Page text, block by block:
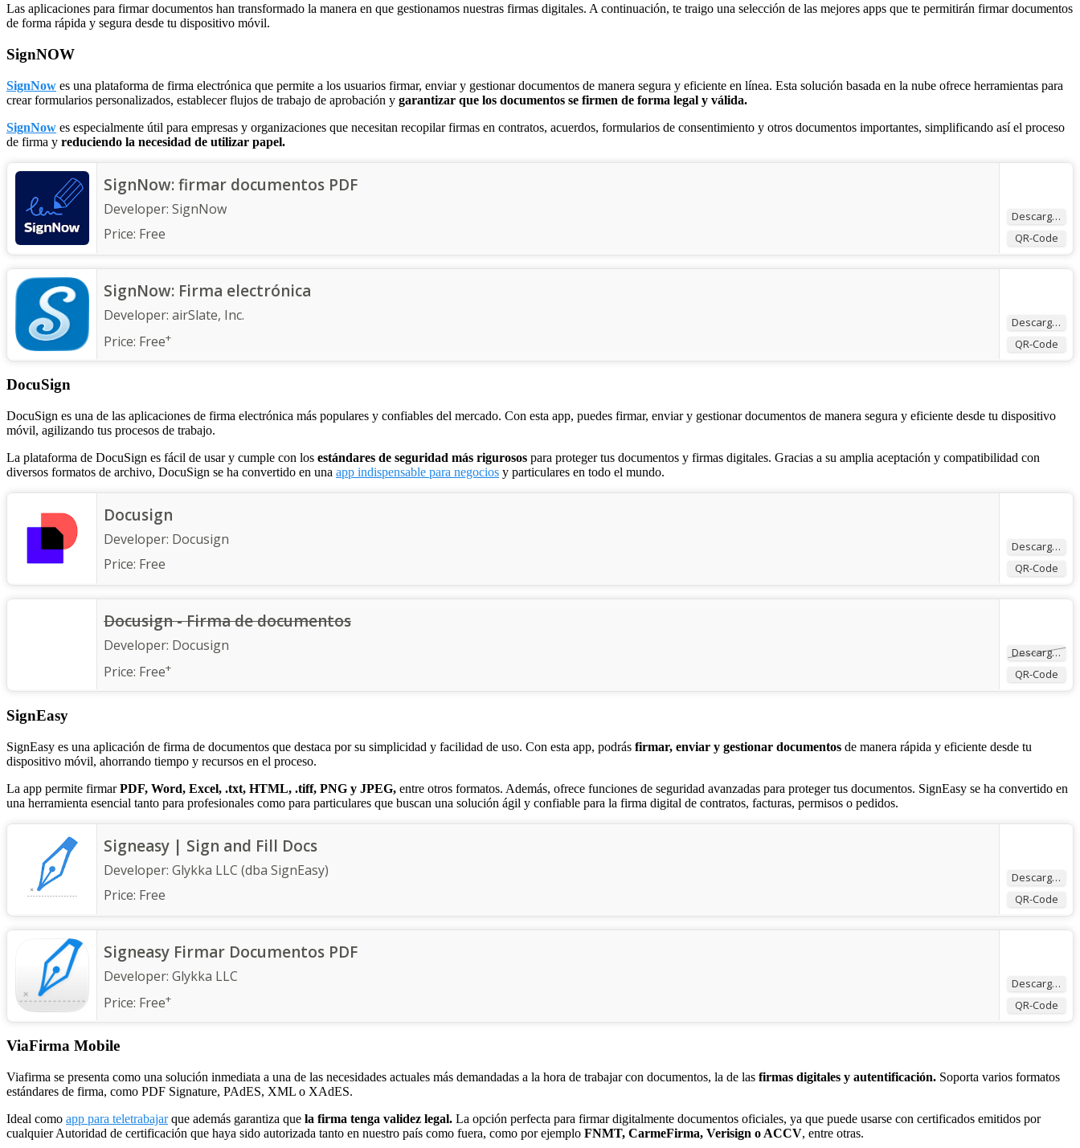
Las aplicaciones para firmar documentos han transformado la manera en que gestionamos nuestras firmas digitales. A continuación, te traigo una selección de las mejores apps que te permitirán firmar documentos
de forma rápida y segura desde tu dispositivo móvil.
SignNOW
SignNow es una plataforma de firma electrónica que permite a los usuarios firmar, enviar y gestionar documentos de manera segura y eficiente en línea. Esta solución basada en la nube ofrece herramientas para
crear formularios personalizados, establecer flujos de trabajo de aprobación y garantizar que los documentos se firmen de forma legal y válida.
SignNow es especialmente útil para empresas y organizaciones que necesitan recopilar firmas en contratos, acuerdos, formularios de consentimiento y otros documentos importantes, simplificando así el proceso
de firma y reduciendo la necesidad de utilizar papel.
Descargar
QR-Code
SignNow: firmar documentos PDF
Developer: SignNow
Price: Free
Descargar
QR-Code
SignNow: Firma electrónica
Developer: airSlate, Inc.
Price: Free+
DocuSign
DocuSign es una de las aplicaciones de firma electrónica más populares y confiables del mercado. Con esta app, puedes firmar, enviar y gestionar documentos de manera segura y eficiente desde tu dispositivo
móvil, agilizando tus procesos de trabajo.
La plataforma de DocuSign es fácil de usar y cumple con los estándares de seguridad más rigurosos para proteger tus documentos y firmas digitales. Gracias a su amplia aceptación y compatibilidad con
diversos formatos de archivo, DocuSign se ha convertido en una app indispensable para negocios y particulares en todo el mundo.
Descargar
QR-Code
Docusign
Developer: Docusign
Price: Free
Descargar
QR-Code
Docusign - Firma de documentos
Developer: Docusign
Price: Free+
SignEasy
SignEasy es una aplicación de firma de documentos que destaca por su simplicidad y facilidad de uso. Con esta app, podrás firmar, enviar y gestionar documentos de manera rápida y eficiente desde tu
dispositivo móvil, ahorrando tiempo y recursos en el proceso.
La app permite firmarPDF, Word, Excel, .txt, HTML, .tiff, PNG y JPEG, entre otros formatos. Además, ofrece funciones de seguridad avanzadas para proteger tus documentos. SignEasy se ha convertido en
una herramienta esencial tanto para profesionales como para particulares que buscan una solución ágil y confiable para la firma digital de contratos, facturas, permisos o pedidos.
Descargar
QR-Code
Signeasy | Sign and Fill Docs
Developer: Glykka LLC (dba SignEasy)
Price: Free
Descargar
QR-Code
Signeasy Firmar Documentos PDF
Developer: Glykka LLC
Price: Free+
ViaFirma Mobile
Viafirma se presenta como una solución inmediata a una de las necesidades actuales más demandadas a la hora de trabajar con documentos, la de las firmas digitales y autentificación. Soporta varios formatos
estándares de firma, como PDF Signature, PAdES, XML o XAdES.
Ideal como app para teletrabajarque además garantiza que la firma tenga validez legal. La opción perfecta para firmar digitalmente documentos oficiales, ya que puede usarse con certificados emitidos por
cualquier Autoridad de certificación que haya sido autorizada tanto en nuestro país como fuera, como por ejemplo FNMT, CarmeFirma, Verisign o ACCV, entre otras.